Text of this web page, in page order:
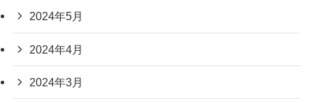
2024年5月
2024年4月
2024年3月